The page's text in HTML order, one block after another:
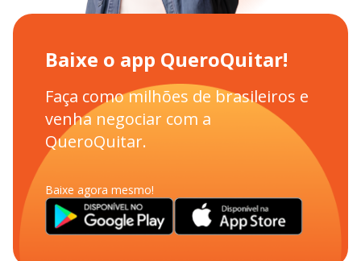
Baixe o app QueroQuitar!
Faça como milhões de brasileiros e
venha negociar com a
QueroQuitar.
Baixe agora mesmo!